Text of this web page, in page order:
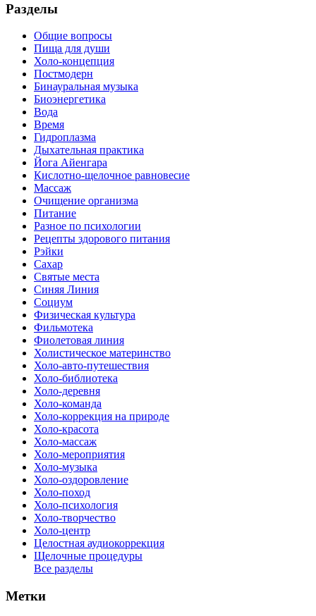
Разделы
Общие вопросы
Пища для души
Холо-концепция
Постмодерн
Бинауральная музыка
Биоэнергетика
Вода
Время
Гидроплазма
Дыхательная практика
Йога Айенгара
Кислотно-щелочное равновесие
Массаж
Очищение организма
Питание
Разное по психологии
Рецепты здорового питания
Рэйки
Сахар
Святые места
Синяя Линия
Социум
Физическая культура
Фильмотека
Фиолетовая линия
Холистическое материнство
Холо-авто-путешествия
Холо-библиотека
Холо-деревня
Холо-команда
Холо-коррекция на природе
Холо-красота
Холо-массаж
Холо-мероприятия
Холо-музыка
Холо-оздоровление
Холо-поход
Холо-психология
Холо-творчество
Холо-центр
Целостная аудиокоррекция
Щелочные процедуры
Все разделы
Метки